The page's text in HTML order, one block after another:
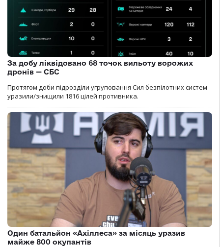
За добу ліквідовано 68 точок вильоту ворожих
дронів — СБС
Протягом доби підрозділи угруповання Сил безпілотних систем
уразили/знищили 1816 цілей противника.
Один батальйон «Ахіллеса» за місяць уразив
майже 800 окупантів